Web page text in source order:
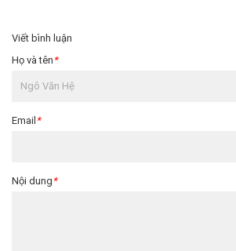
Viết bình luận
Họ và tên *
Email *
Nội dung *